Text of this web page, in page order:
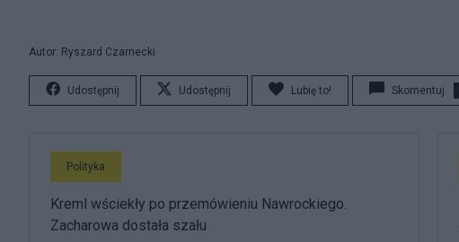
Autor: Ryszard Czarnecki
Udostępnij Udostępnij Lubię to! Skomentuj
Polityka
Kreml wściekły po przemówieniu Nawrockiego.
Zacharowa dostała szału